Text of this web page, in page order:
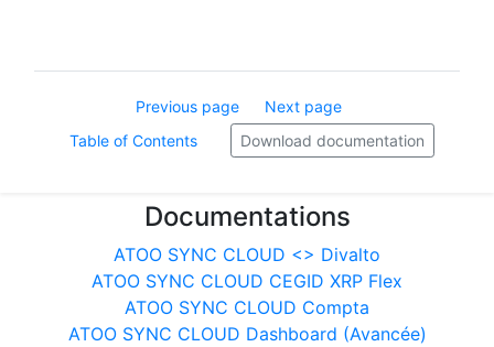
Previous page
Next page
Table of Contents
Download documentation
Documentations
ATOO SYNC CLOUD <> Divalto
ATOO SYNC CLOUD CEGID XRP Flex
ATOO SYNC CLOUD Compta
ATOO SYNC CLOUD Dashboard (Avancée)